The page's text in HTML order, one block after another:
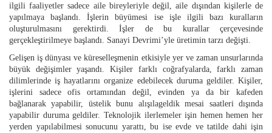
ilgili faaliyetler sadece aile bireyleriyle değil, aile dışından kişilerle de
yapılmaya başlandı. İşlerin büyümesi ise işle ilgili bazı kuralların
oluşturulmasını gerektirdi. İşler de bu kurallar çerçevesinde
gerçekleştirilmeye başlandı. Sanayi Devrimi’yle üretimin tarzı değişti.
Gelişen iş dünyası ve küreselleşmenin etkisiyle yer ve zaman unsurlarında
büyük değişimler yaşandı. Kişiler farklı coğrafyalarda, farklı zaman
dilimlerinde iş hayatlarını organize edebilecek duruma geldiler. Kişiler,
işlerini sadece ofis ortamından değil, evinden ya da bir kafeden
bağlanarak yapabilir, üstelik bunu alışılageldik mesai saatleri dışında
yapabilir duruma geldiler. Teknolojik ilerlemeler işin hemen hemen her
yerden yapılabilmesi sonucunu yarattı, bu ise evde ve tatilde dahi işin